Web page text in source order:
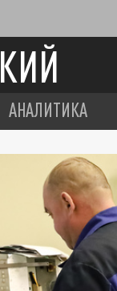
АНАЛИТИКА